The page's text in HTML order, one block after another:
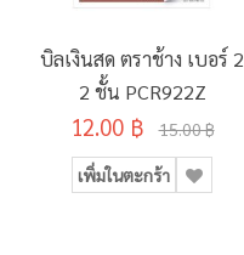
บิลเงินสด ตราช้าง เบอร์ 2
2 ชั้น PCR922Z
12.00 ฿ 15.00 ฿
เพิ่มในตะกร้า